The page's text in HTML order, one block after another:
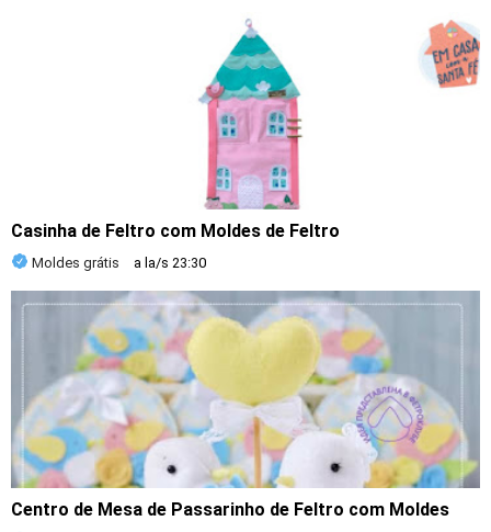
Casinha de Feltro com Moldes de Feltro
Moldes grátis a la/s 23:30
Centro de Mesa de Passarinho de Feltro com Moldes